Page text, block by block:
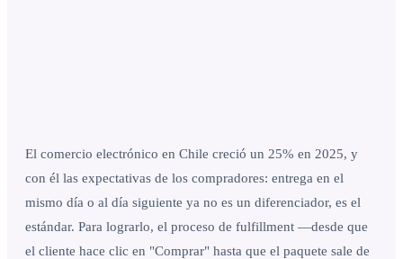
El comercio electrónico en Chile creció un 25% en 2025, y
con él las expectativas de los compradores: entrega en el
mismo día o al día siguiente ya no es un diferenciador, es el
estándar. Para lograrlo, el proceso de fulfillment —desde que
el cliente hace clic en "Comprar" hasta que el paquete sale de